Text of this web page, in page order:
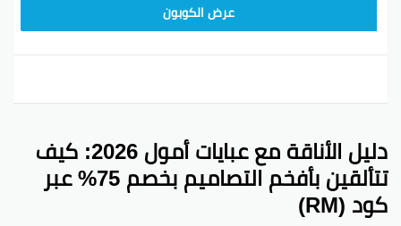
عرض الكوبون
دليل الأناقة مع عبايات أمول 2026: كيف
تتألقين بأفخم التصاميم بخصم 75% عبر
كود (RM)